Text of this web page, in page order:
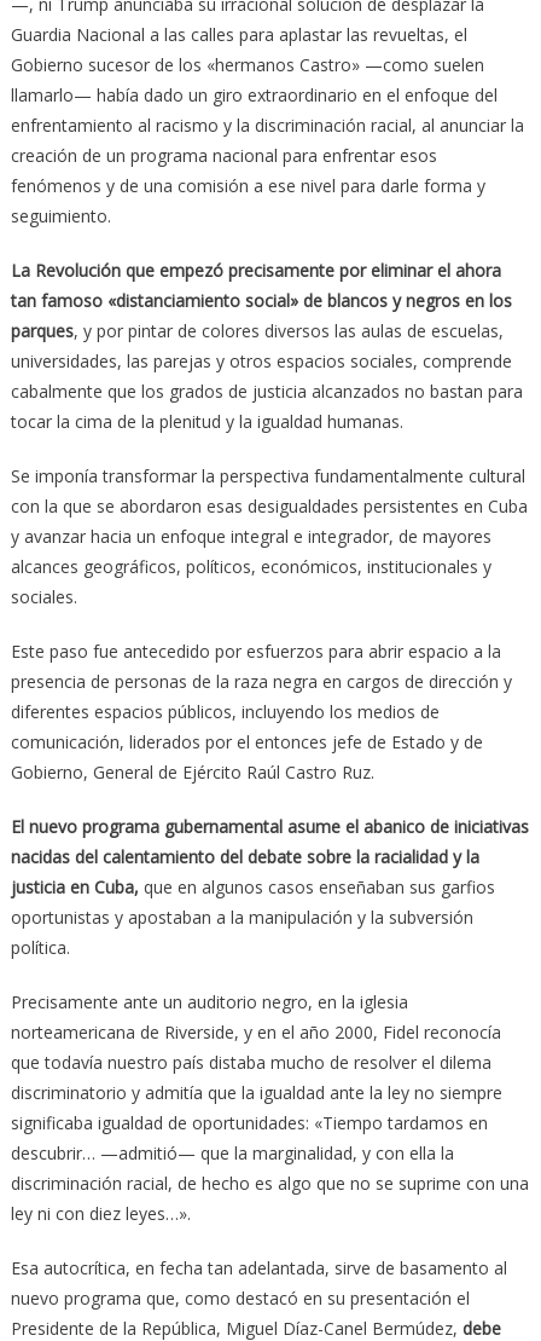
Guardia Nacional a las calles para aplastar las revueltas, el
Gobierno sucesor de los «hermanos Castro» —como suelen
llamarlo— había dado un giro extraordinario en el enfoque del
enfrentamiento al racismo y la discriminación racial, al anunciar la
creación de un programa nacional para enfrentar esos
fenómenos y de una comisión a ese nivel para darle forma y
seguimiento.
La Revolución que empezó precisamente por eliminar el ahora
tan famoso «distanciamiento social» de blancos y negros en los
parques, y por pintar de colores diversos las aulas de escuelas,
universidades, las parejas y otros espacios sociales, comprende
cabalmente que los grados de justicia alcanzados no bastan para
tocar la cima de la plenitud y la igualdad humanas.
Se imponía transformar la perspectiva fundamentalmente cultural
con la que se abordaron esas desigualdades persistentes en Cuba
y avanzar hacia un enfoque integral e integrador, de mayores
alcances geográficos, políticos, económicos, institucionales y
sociales.
Este paso fue antecedido por esfuerzos para abrir espacio a la
presencia de personas de la raza negra en cargos de dirección y
diferentes espacios públicos, incluyendo los medios de
comunicación, liderados por el entonces jefe de Estado y de
Gobierno, General de Ejército Raúl Castro Ruz.
El nuevo programa gubernamental asume el abanico de iniciativas
nacidas del calentamiento del debate sobre la racialidad y la
justicia en Cuba, que en algunos casos enseñaban sus garfios
oportunistas y apostaban a la manipulación y la subversión
política.
Precisamente ante un auditorio negro, en la iglesia
norteamericana de Riverside, y en el año 2000, Fidel reconocía
que todavía nuestro país distaba mucho de resolver el dilema
discriminatorio y admitía que la igualdad ante la ley no siempre
significaba igualdad de oportunidades: «Tiempo tardamos en
descubrir… —admitió— que la marginalidad, y con ella la
discriminación racial, de hecho es algo que no se suprime con una
ley ni con diez leyes…».
Esa autocrítica, en fecha tan adelantada, sirve de basamento al
nuevo programa que, como destacó en su presentación el
Presidente de la República, Miguel Díaz-Canel Bermúdez, debe